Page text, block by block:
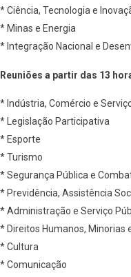
* Ciência, Tecnologia e
* Minas e Energia
* Integração Nacional e
Reuniões a partir das 13
* Indústria, Comércio e
* Legislação Participativa
* Esporte
* Turismo
* Segurança Pública e
* Previdência, Assistência
* Administração e Serviço
* Direitos Humanos, Minorias
* Cultura
* Comunicação